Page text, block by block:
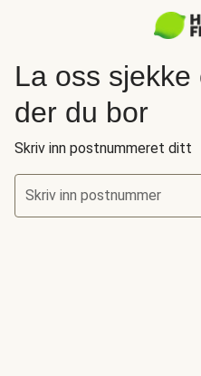
La oss
der du bor
Skriv inn postnummeret ditt
Skriv inn postnummer